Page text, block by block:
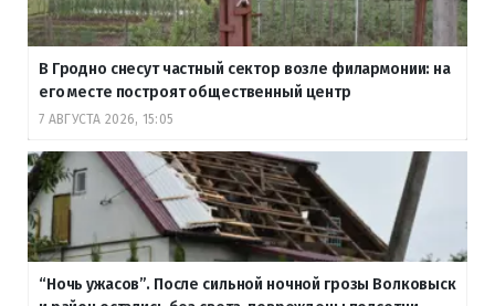
В Гродно снесут частный сектор возле филармонии: на
его месте построят общественный центр
7 АВГУСТА 2026, 15:05
“Ночь ужасов”. После сильной ночной грозы Волковыск